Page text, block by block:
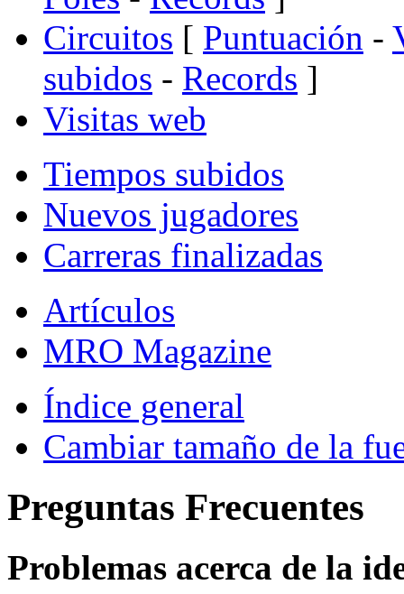
Circuitos [ Puntuación -
subidos - Records ]
Visitas web
Tiempos subidos
Nuevos jugadores
Carreras finalizadas
Artículos
MRO Magazine
Índice general
Cambiar tamaño de la
Preguntas Frecuentes
Problemas acerca de la